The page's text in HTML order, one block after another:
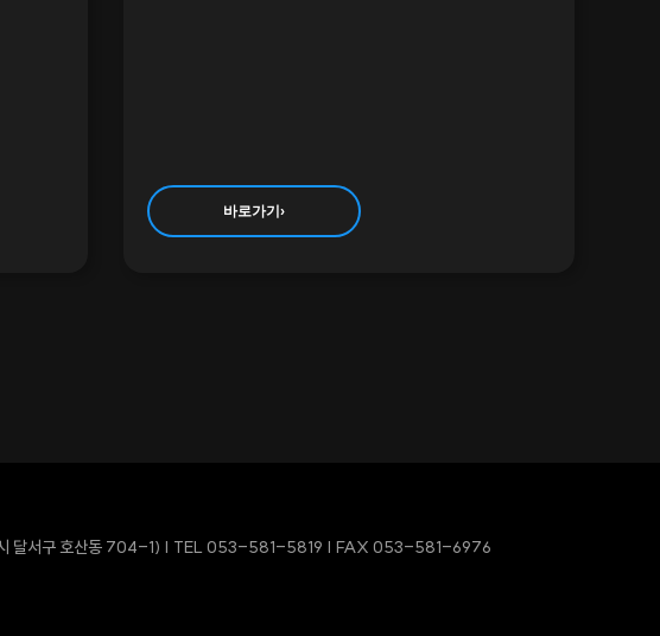
바로가기›
달서구 호산동 704-1) | TEL 053-581-5819 | FAX 053-581-6976